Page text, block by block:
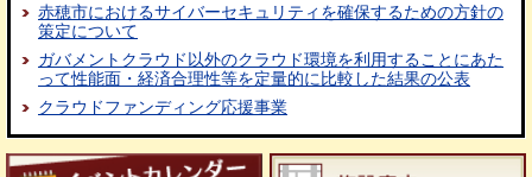
赤穂市におけるサイバーセキュリティを確保するための方針の
策定について
ガバメントクラウド以外のクラウド環境を利用することにあた
って性能面・経済合理性等を定量的に比較した結果の公表
クラウドファンディング応援事業